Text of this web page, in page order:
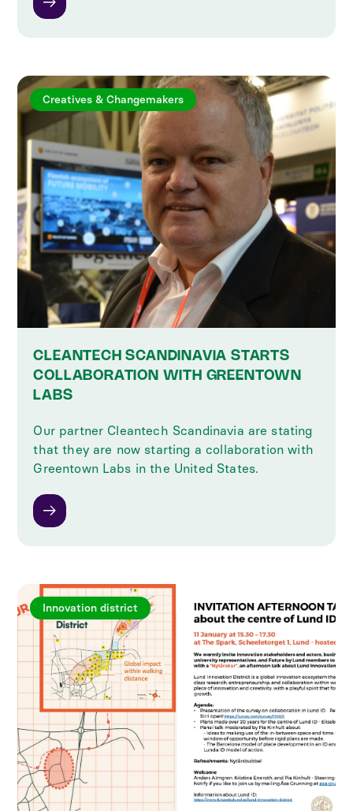
Creatives & Changemakers
CLEANTECH SCANDINAVIA STARTS
COLLABORATION WITH GREENTOWN
LABS
Our partner Cleantech Scandinavia are stating
that they are now starting a collaboration with
Greentown Labs in the United States.
Innovation district